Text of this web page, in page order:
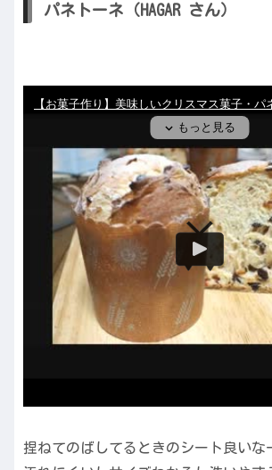
パネトーネ（HAGAR さん）
捏ねてのばしてるときのシート良いな